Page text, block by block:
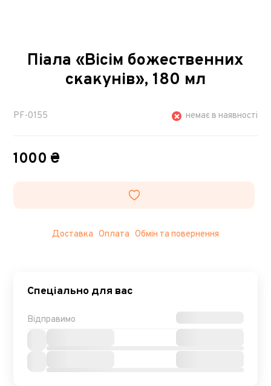
Піала «Вісім божественних
скакунів», 180 мл
PF-0155 немає в наявності
1000 ₴
Доставка Оплата Обмін та повернення
Спеціально для вас
Відправимо